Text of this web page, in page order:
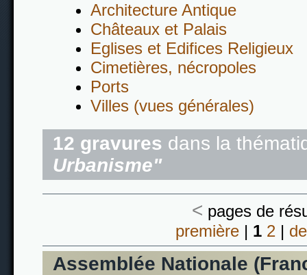
Architecture Antique
Châteaux et Palais
Eglises et Edifices Religieux
Cimetières, nécropoles
Ports
Villes (vues générales)
12 gravures dans la
Urbanisme"
< pages de
première | 1 2 |
Assemblée Nationale